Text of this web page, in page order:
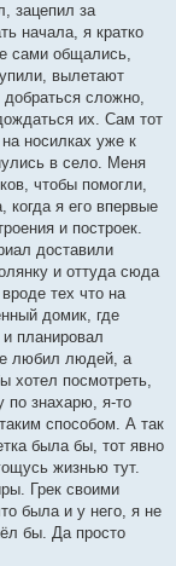
зацепил за
начала, я кратко
сами общались,
вылетают
сложно,
их. Сам тот
носилках уже к
в село. Меня
чтобы помогли,
я его впервые
и построек.
доставили
и оттуда сюда
тех что на
домик, где
планировал
любил людей, а
хотел посмотреть,
по знахарю, я-то
способом. А так
была бы, тот явно
жизнью тут.
Грек своими
была и у него, я не
бы. Да просто